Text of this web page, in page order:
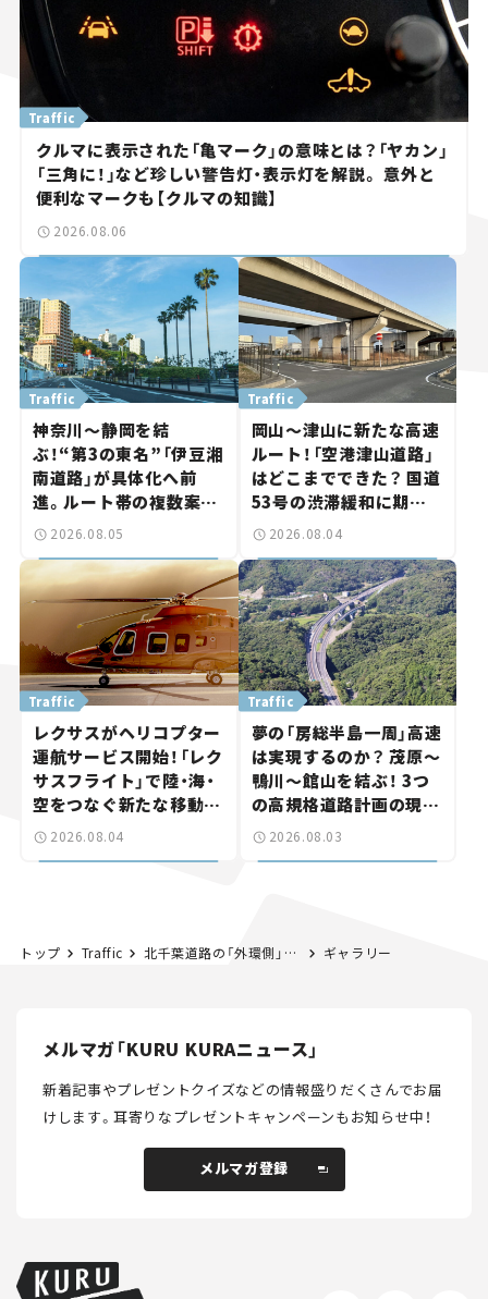
クルマに表示された「亀マーク」の意味とは？「ヤカン」
「三角に！」など珍しい警告灯・表示灯を解説。 意外と
便利なマークも【クルマの知識】
Traffic
2026.08.06
神奈川～静岡を結
ぶ！“第3の東名”「伊豆湘
南道路」が具体化へ前
進。ルート帯の複数案検
討へ。熱海まで信号ゼロ
道路計画】
Traffic
2026.08.05
岡山～津山に新たな高速
ルート！「空港津山道路」
はどこまでできた？ 国道
53号の渋滞緩和に期待。
岡山市側でも動きが【い
Traffic
2026.08.04
レクサスがヘリコプター
運航サービス開始！「レク
サスフライト」で陸・海・
空をつなぐ新たな移動体
験とは
Traffic
2026.08.04
夢の「房総半島一周」高速
は実現するのか？ 茂原～
鴨川～館山を結ぶ！ 3つ
の高規格道路計画の現
状。「館山鴨川道路」で検
Traffic
2026.08.03
トップ Traffic 北千葉道路の「外環側」で事業が本格化か。 首都圏と成田空港を最短で結ぶ道路計画に期待高まる。【道路のニュース】 ギャラリー
メルマガ「KURU KURAニュース」
新着記事やプレゼントクイズなどの情報盛りだくさんでお届
けします。耳寄りなプレゼントキャンペーンもお知らせ中！
メルマガ登録